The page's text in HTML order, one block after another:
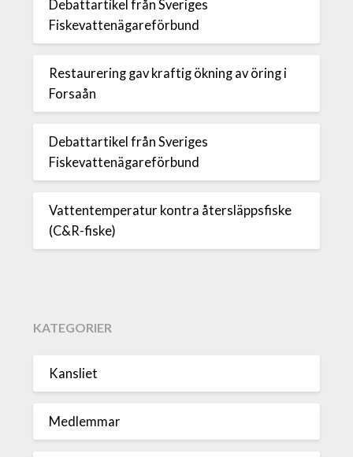
Debattartikel från Sveriges
Fiskevattenägareförbund
Restaurering gav kraftig ökning av öring i
Forsaån
Debattartikel från Sveriges
Fiskevattenägareförbund
Vattentemperatur kontra återsläppsfiske
(C&R-fiske)
KATEGORIER
Kansliet
Medlemmar